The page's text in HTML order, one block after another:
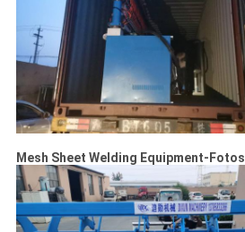
Mesh Sheet Welding Equipment- Fotos